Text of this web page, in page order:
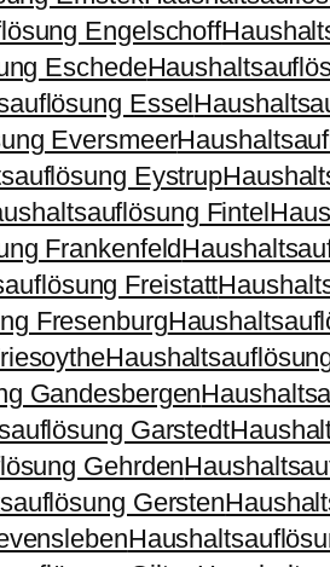
Engelschoff
Eschede
Essel
Eversmeer
Eystrup
Fintel
Frankenfeld
Freistatt
Fresenburg
Gandesbergen
Garstedt
Gehrden
Gersten